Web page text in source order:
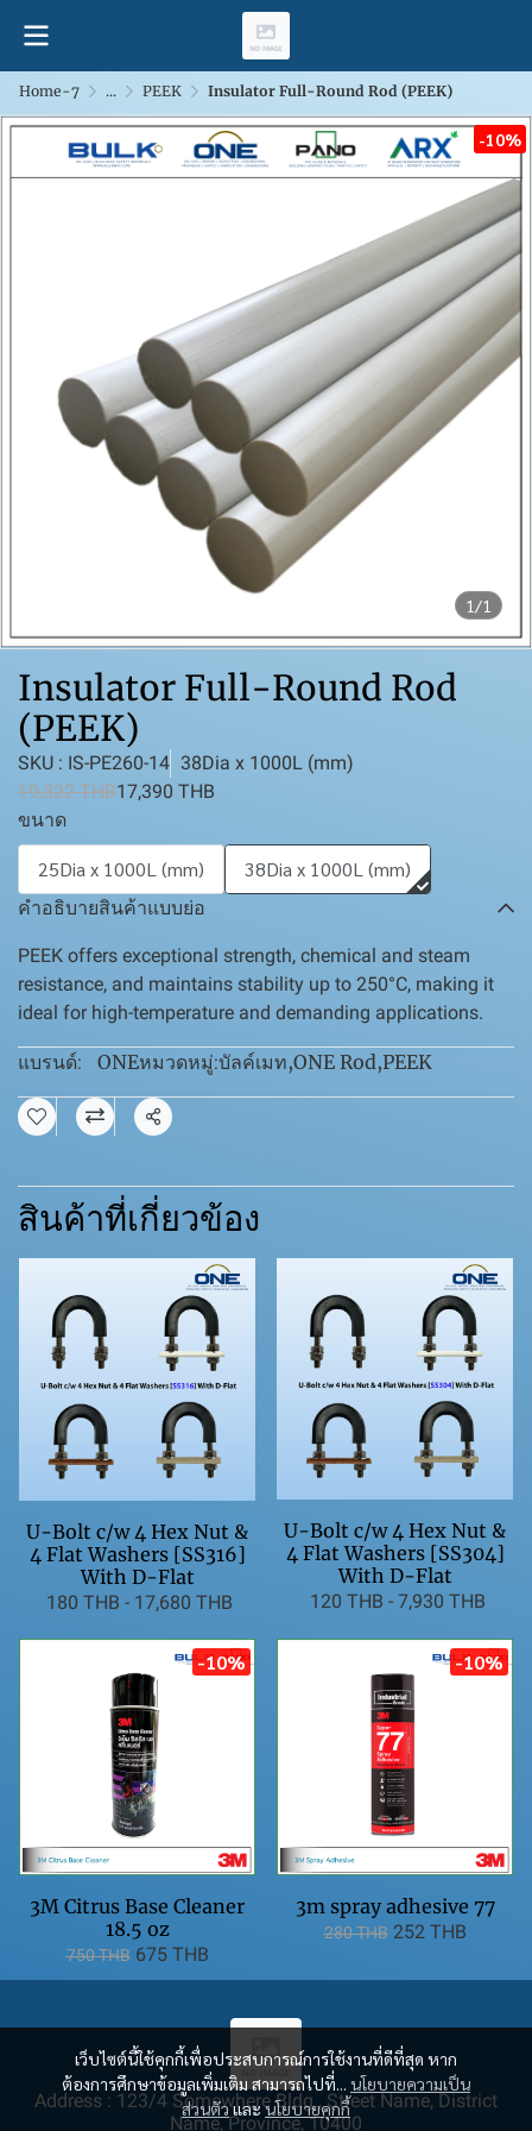
Home-7 ... PEEK Insulator Full-Round Rod (PEEK)
1/1
-10%
Insulator Full-Round Rod
(PEEK)
SKU : IS-PE260-14 38Dia x 1000L (mm)
19,322 THB17,390 THB
ขนาด
25Dia x 1000L (mm) 38Dia x 1000L (mm)
คำอธิบายสินค้าแบบย่อ
PEEK offers exceptional strength, chemical and steam
resistance, and maintains stability up to 250°C, making it
ideal for high-temperature and demanding applications.
แบรนด์: ONEหมวดหมู่:บัลค์เมท,ONE Rod,PEEK
แชร์
สินค้าที่เกี่ยวข้อง
U-Bolt c/w 4 Hex Nut &
4 Flat Washers [SS316]
With D-Flat
180 THB - 17,680 THB
U-Bolt c/w 4 Hex Nut &
4 Flat Washers [SS304]
With D-Flat
120 THB - 7,930 THB
-10%
3M Citrus Base Cleaner
18.5 oz
750 THB 675 THB
-10%
3m spray adhesive 77
280 THB 252 THB
เว็บไซต์นี้ใช้คุกกี้เพื่อประสบการณ์การใช้งานที่ดีที่สุด หาก
ต้องการศึกษาข้อมูลเพิ่มเติม สามารถไปที่... นโยบายความเป็น
ส่วนตัวและนโยบายคุกกี้
Address : 123/4 Somewhere Bldg., Street Name, District
Name, Province, 10400